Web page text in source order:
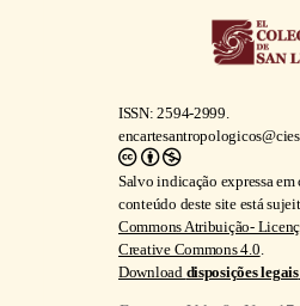
disposições legais
de acesso aberto publicada
pelo Centro de
Superiores en
Juárez, No. 87, Col.
Cidade do México, P.O.
87 35 70, Fax 56 55 55
Frontera Norte Norte,
Escénica Tijuana-
Antonio del Mar, núm.